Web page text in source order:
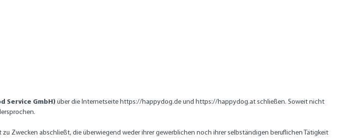
Service GmbH)über die Internetseite https://happydog.de und https://happydog.at schließen. Soweit nicht
Zwecken abschließt, die überwiegend weder ihrer gewerblichen noch ihrer selbständigen beruflichen Tätigkeit